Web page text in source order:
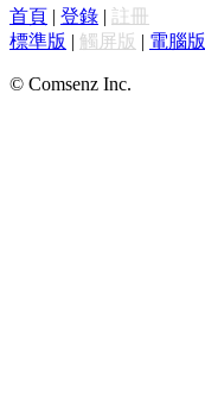
首頁 | 登錄 | 註冊
標準版 | 觸屏版 | 電腦版
© Comsenz Inc.